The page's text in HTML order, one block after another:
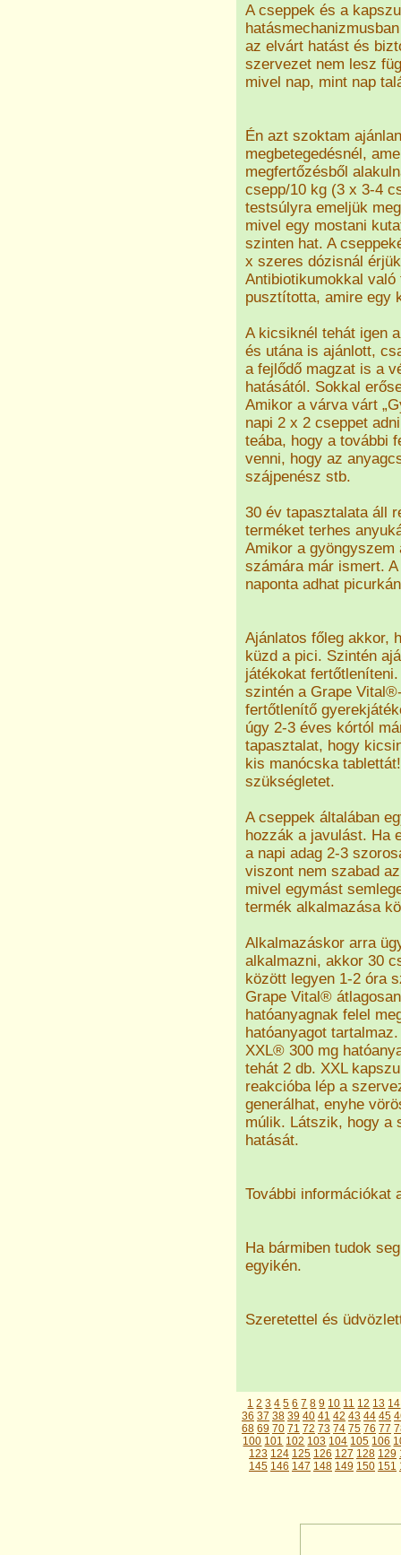
A cseppek és a
az elvárt hatást és
szervezet nem lesz
mivel nap, mint nap
Én azt szoktam
megbetegedésnél,
megfertőzésből
csepp/10 kg (3 x 3-4
testsúlyra emeljük
mivel egy mostani
szinten hat. A
x szeres dózisnál
Antibiotikumokkal
pusztította, amire egy
A kicsiknél tehát igen
és utána is ajánlott,
a fejlődő magzat is a
hatásától. Sokkal
Amikor a várva várt
napi 2 x 2 cseppet
teába, hogy a további
venni, hogy az
szájpenész stb.
30 év tapasztalata áll
terméket terhes
Amikor a
számára már ismert.
naponta adhat
Ajánlatos főleg akkor,
küzd a pici. Szintén
játékokat
szintén a Grape
fertőtlenítő
úgy 2-3 éves kórtól
tapasztalat, hogy
kis manócska
szükségletet.
A cseppek általában
hozzák a javulást. Ha
a napi adag 2-3
viszont nem szabad
mivel egymást
termék alkalmazása
Alkalmazáskor arra
alkalmazni, akkor 30
között legyen 1-2 óra
Grape Vital®
hatóanyagnak felel
hatóanyagot
XXL® 300 mg
tehát 2 db. XXL
reakcióba lép a
generálhat, enyhe
múlik. Látszik, hogy a
hatását.
További információkat
Ha bármiben tudok
egyikén.
Szeretettel és
1 2 3 4 5 6 7 8 9 10 11 12 13 14
36 37 38 39 40 41 42 43 44 45
68 69 70 71 72 73 74 75 76 77
100 101 102 103 104 105 106
123 124 125 126 127 128 129
145 146 147 148 149 150 151